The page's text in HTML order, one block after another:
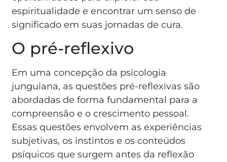
espiritualidade e encontrar um senso de
significado em suas jornadas de cura.
O pré-reflexivo
Em uma concepção da psicologia
junguiana, as questões pré-reflexivas são
abordadas de forma fundamental para a
compreensão e o crescimento pessoal.
Essas questões envolvem as experiências
subjetivas, os instintos e os conteúdos
psíquicos que surgem antes da reflexão